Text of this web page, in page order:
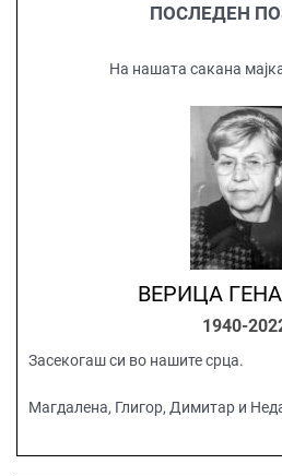
ПОСЛЕДЕН
На нашата сакана
ВЕРИЦА
1940-
Засекогаш си во нашите срца.
Магдалена, Глигор, Димитар и